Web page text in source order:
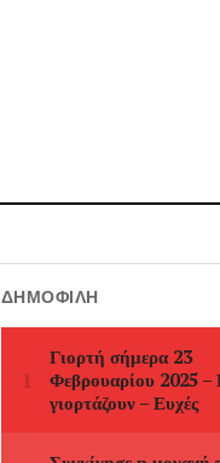
ΔΗΜΟΦΙΛΉ